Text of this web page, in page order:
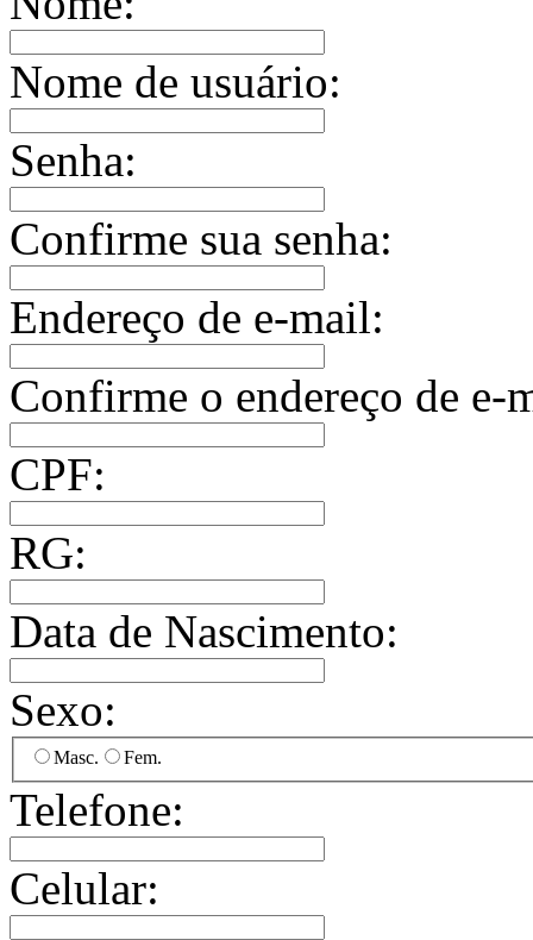
Nome de usuário:
Senha:
Confirme sua senha:
Endereço de e-mail:
Confirme o endereço de e-
CPF:
RG:
Data de Nascimento:
Sexo:
Masc. Fem.
Telefone:
Celular: